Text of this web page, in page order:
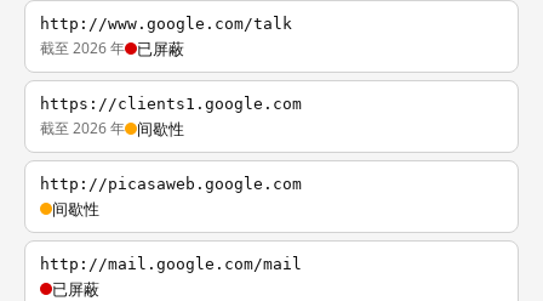
http://www.google.com/talk
截至 2026 年 已屏蔽
https://clients1.google.com
截至 2026 年 间歇性
http://picasaweb.google.com
间歇性
http://mail.google.com/mail
已屏蔽